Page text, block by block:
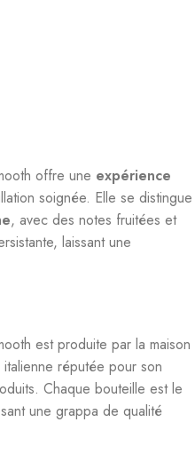
offre une expérience
soignée. Elle se distingue
, avec des notes fruitées et
laissant une
est produite par la maison
réputée pour son
Chaque bouteille est le
une grappa de qualité